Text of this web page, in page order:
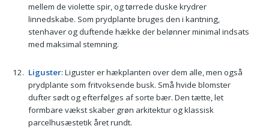
mellem de violette spir, og tørrede duske krydrer
linnedskabe. Som prydplante bruges den i kantning,
stenhaver og duftende hække der belønner minimal indsats
med maksimal stemning.
Liguster: Liguster er hækplanten over dem alle, men også
prydplante som fritvoksende busk. Små hvide blomster
dufter sødt og efterfølges af sorte bær. Den tætte, let
formbare vækst skaber grøn arkitektur og klassisk
parcelhusæstetik året rundt.